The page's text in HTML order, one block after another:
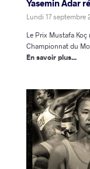
Yasemin Adar
Lundi 17 septembre
Le Prix Mustafa
Championnat du
En savoir plus...